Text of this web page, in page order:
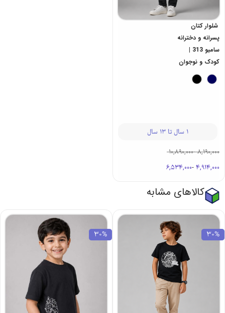
شلوار کتان
پسرانه و دخترانه
سامبو 313 |
کودک و نوجوان
1 سال تا 13 سال
8,190,000
-
10,890,000
4,914,000
-
6,534,000
کالاهای مشابه
30%
30%